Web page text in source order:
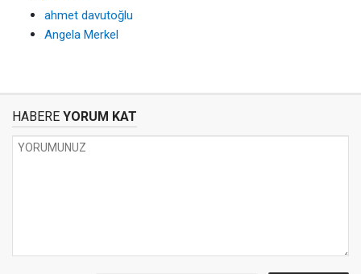
ahmet davutoğlu
Angela Merkel
HABERE YORUM KAT